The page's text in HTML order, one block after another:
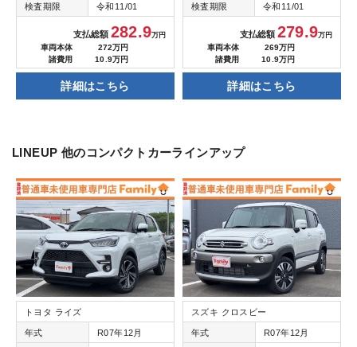
検査期限 令和11/01
支払総額282.9万円
車両本体
272万円
諸費用
10.9万円
詳細はこちら
検査期限 令和11/01
支払総額279.9万円
車両本体
269万円
諸費用
10.9万円
詳細はこちら
LINEUP 他のコンパクトカーラインアップ
トヨタ ライズ
年式 R07年12月
スズキ クロスビー
年式 R07年12月